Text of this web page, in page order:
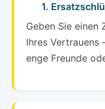
1.
Geben Sie einen
Ihres Vertrauens
enge Freunde